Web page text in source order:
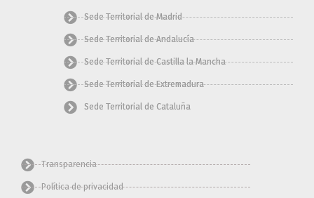
r
m s
Sede Territorial de Madrid
Sede Territorial de Andalucía
Sede Territorial de Castilla la Mancha
Sede Territorial de Extremadura
Sede Territorial de Cataluña
Transparencia
Política de privacidad